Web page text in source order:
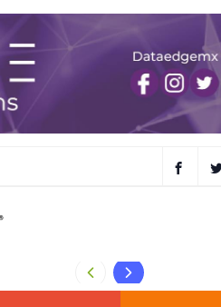
Navarro